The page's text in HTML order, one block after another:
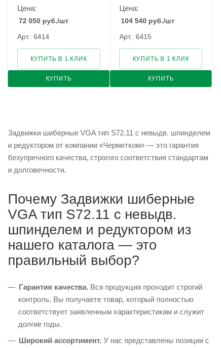
Цена:
72 050 руб./шт
Арт.: 6414
КУПИТЬ
КУПИТЬ В 1 КЛИК
Цена:
104 540 руб./шт
Арт.: 6415
КУПИТЬ
КУПИТЬ В 1 КЛИК
Задвижки шиберные VGA тип S72.11 с невыдв. шпинделем
и редуктором от компании «Черметком» — это гарантия
безупречного качества, строгого соответствия стандартам
и долговечности.
Почему Задвижки шиберные
VGA тип S72.11 с невыдв.
шпинделем и редуктором из
нашего каталога — это
правильный выбор?
Гарантия качества. Вся продукция проходит строгий
контроль. Вы получаете товар, который полностью
соответствует заявленным характеристикам и служит
долгие годы.
Широкий ассортимент. У нас представлены позиции с